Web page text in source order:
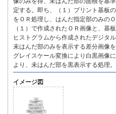
定する。即ち、（１）プリント基板
をＯＲ処理し、はんだ指定部のみの
（１）で作成されたＯＲ画像と、基
ヒストグラムから作成されたデジタ
未はんだ部のみを表示する差分画像
グレイスケール変換により白黒画像
より、未はんだ部を黒表示する処理。
イメージ図